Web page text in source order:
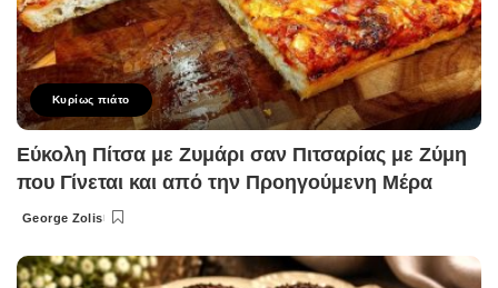
Κυρίως πιάτο
Εύκολη Πίτσα με Ζυμάρι σαν Πιτσαρίας με Ζύμη
που Γίνεται και από την Προηγούμενη Μέρα
Posted
George Zolis